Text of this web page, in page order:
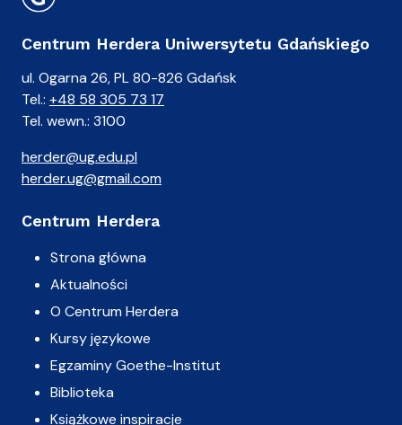
Centrum Herdera Uniwersytetu Gdańskiego
ul. Ogarna 26, PL 80-826 Gdańsk
Tel.: +48 58 305 73 17
Tel. wewn.: 3100
herder@ug.edu.pl
herder.ug@gmail.com
Centrum Herdera
Strona główna
Aktualności
O Centrum Herdera
Kursy językowe
Egzaminy Goethe-Institut
Biblioteka
Książkowe inspiracje